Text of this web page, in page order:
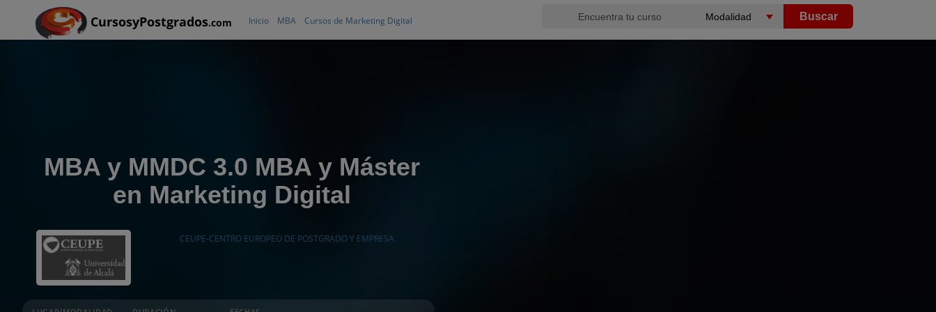
CursosyPostgrados.com Buscar
Inicio MBA Cursos de Marketing Digital
MBA y MMDC 3.0 MBA y Máster
en Marketing Digital
CEUPE-CENTRO EUROPEO DE POSTGRADO Y EMPRESA